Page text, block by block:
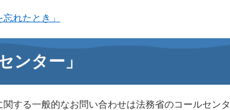
れたとき」
ンター」
する一般的なお問い合わせは法務省のコールセンタ